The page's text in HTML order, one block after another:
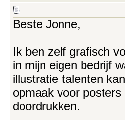
Beste Jonne,
Ik ben zelf grafisch
in mijn eigen bedrijf
illustratie-talenten
opmaak voor
doordrukken.